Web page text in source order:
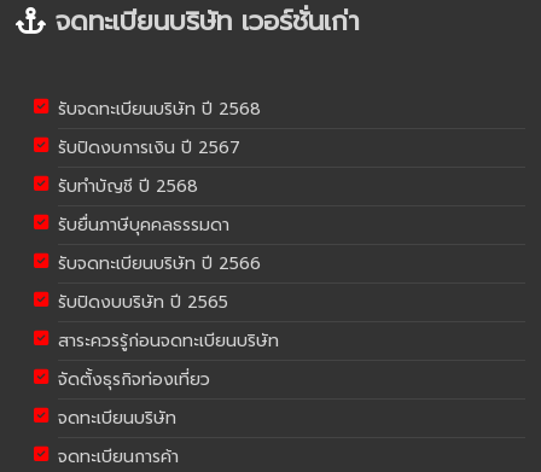
จดทะเบียนบริษัท เวอร์ชั่นเก่า
รับจดทะเบียนบริษัท ปี 2568
รับปิดงบการเงิน ปี 2567
รับทำบัญชี ปี 2568
รับยื่นภาษีบุคคลธรรมดา
รับจดทะเบียนบริษัท ปี 2566
รับปิดงบบริษัท ปี 2565
สาระควรรู้ก่อนจดทะเบียนบริษัท
จัดตั้งธุรกิจท่องเที่ยว
จดทะเบียนบริษัท
จดทะเบียนการค้า